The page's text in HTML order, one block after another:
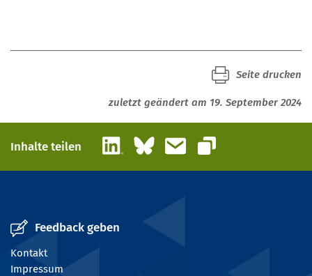
zuletzt geändert am 19. September 2024
Seite drucken
Inhalte teilen LinkedInBlueskyE-Mail
Link kopieren
Feedback geben
Kontakt
Impressum